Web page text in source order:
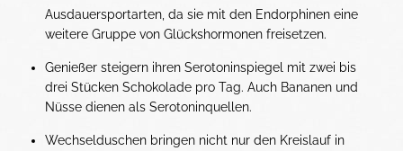
Ausdauersportarten, da sie mit den Endorphinen eine
weitere Gruppe von Glückshormonen freisetzen.
Genießer steigern ihren Serotoninspiegel mit zwei bis
drei Stücken Schokolade pro Tag. Auch Bananen und
Nüsse dienen als Serotoninquellen.
Wechselduschen bringen nicht nur den Kreislauf in